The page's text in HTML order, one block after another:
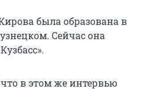
была образована в
Сейчас она
что в этом же интервью